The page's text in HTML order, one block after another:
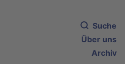
Suche
Über uns
Archiv